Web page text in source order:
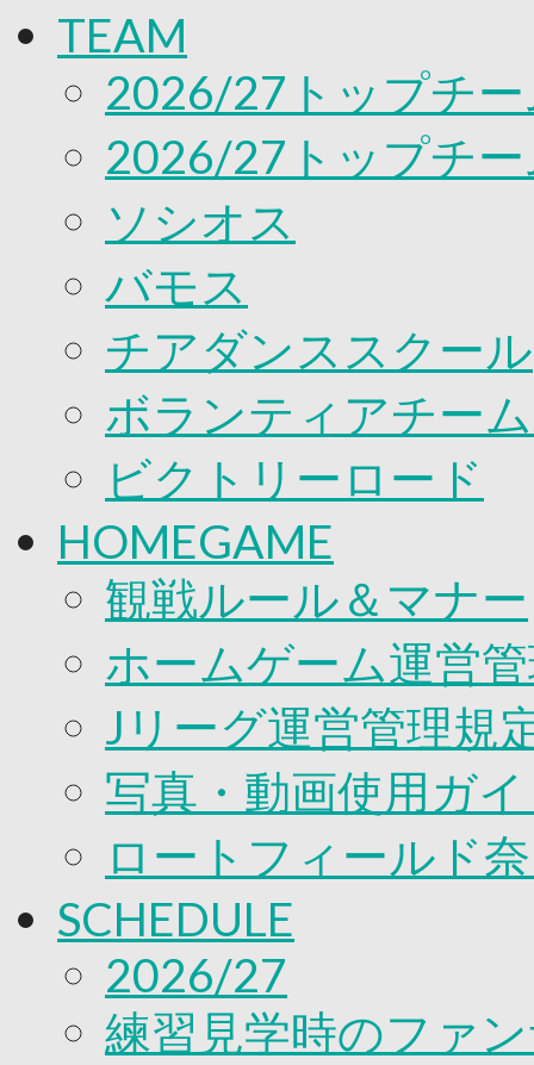
応援プロジェクト
TEAM
2026/27トップチ
2026/27トップチ
ソシオス
バモス
チアダンススクール
ボランティアチー
ビクトリーロード
HOMEGAME
観戦ルール＆マナー
ホームゲーム運営
Jリーグ運営管理規
写真・動画使用ガ
ロートフィールド
SCHEDULE
2026/27
練習見学時のファ